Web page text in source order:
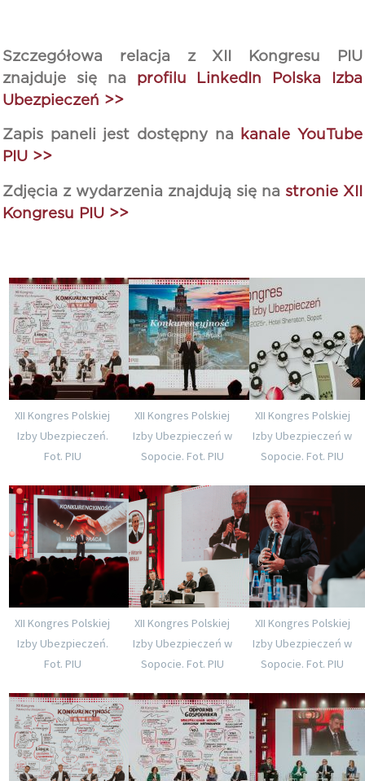
Szczegółowa relacja z XII Kongresu PIU
znajduje się na profilu LinkedIn Polska Izba
Ubezpieczeń >>
Zapis paneli jest dostępny na
kanale YouTube
PIU >>
Zdjęcia z wydarzenia znajdują się na stronie XII
Kongresu PIU >>
XII Kongres Polskiej
Izby Ubezpieczeń.
Fot. PIU
XII Kongres Polskiej
Izby Ubezpieczeń w
Sopocie. Fot. PIU
XII Kongres Polskiej
Izby Ubezpieczeń w
Sopocie. Fot. PIU
XII Kongres Polskiej
Izby Ubezpieczeń.
Fot. PIU
XII Kongres Polskiej
Izby Ubezpieczeń w
Sopocie. Fot. PIU
XII Kongres Polskiej
Izby Ubezpieczeń w
Sopocie. Fot. PIU